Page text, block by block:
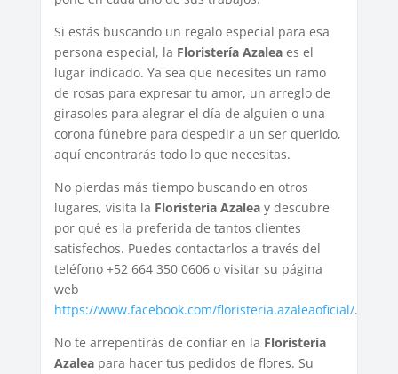
Si estás buscando un regalo especial para esa
persona especial, la Floristería Azaleaes el
lugar indicado. Ya sea que necesites un ramo
de rosas para expresar tu amor, un arreglo de
girasoles para alegrar el día de alguien o una
corona fúnebre para despedir a un ser querido,
aquí encontrarás todo lo que necesitas.
No pierdas más tiempo buscando en otros
lugares, visita la Floristería Azaleay descubre
por qué es la preferida de tantos clientes
satisfechos. Puedes contactarlos a través del
teléfono +52 664 350 0606 o visitar su página
web
https://www.facebook.com/floristeria.azaleaoficial/.
No te arrepentirás de confiar en la Floristería
Azaleapara hacer tus pedidos de flores. Su